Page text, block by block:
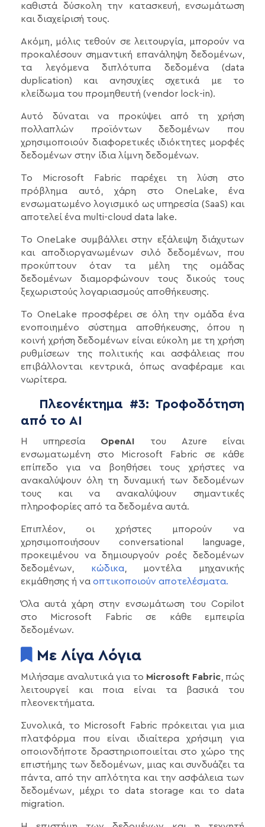
καθιστά δύσκολη την κατασκευή, ενσωμάτωση
και διαχείρισή τους.
Ακόμη, μόλις τεθούν σε λειτουργία, μπορούν να
προκαλέσουν σημαντική επανάληψη δεδομένων,
τα λεγόμενα διπλότυπα δεδομένα (data
duplication) και ανησυχίες σχετικά με το
κλείδωμα του προμηθευτή (vendor lock-in).
Αυτό δύναται να προκύψει από τη χρήση
πολλαπλών προϊόντων δεδομένων που
χρησιμοποιούν διαφορετικές ιδιόκτητες μορφές
δεδομένων στην ίδια λίμνη δεδομένων.
Το Microsoft Fabric παρέχει τη λύση στο
πρόβλημα αυτό, χάρη στο OneLake, ένα
ενσωματωμένο λογισμικό ως υπηρεσία (SaaS) και
αποτελεί ένα multi-cloud data lake.
Το OneLake συμβάλλει στην εξάλειψη διάχυτων
και αποδιοργανωμένων σιλό δεδομένων, που
προκύπτουν όταν τα μέλη της ομάδας
δεδομένων διαμορφώνουν τους δικούς τους
ξεχωριστούς λογαριασμούς αποθήκευσης.
Το OneLake προσφέρει σε όλη την ομάδα ένα
ενοποιημένο σύστημα αποθήκευσης, όπου η
κοινή χρήση δεδομένων είναι εύκολη με τη χρήση
ρυθμίσεων της πολιτικής και ασφάλειας που
επιβάλλονται κεντρικά, όπως αναφέραμε και
νωρίτερα.
Πλεονέκτημα #3: Τροφοδότηση
από το AI
Η υπηρεσία OpenAI του Azure είναι
ενσωματωμένη στο Microsoft Fabric σε κάθε
επίπεδο για να βοηθήσει τους χρήστες να
ανακαλύψουν όλη τη δυναμική των δεδομένων
τους και να ανακαλύψουν σημαντικές
πληροφορίες από τα δεδομένα αυτά.
Επιπλέον, οι χρήστες μπορούν να
χρησιμοποιήσουν conversational language,
προκειμένου να δημιουργούν ροές δεδομένων
δεδομένων, κώδικα, μοντέλα μηχανικής
εκμάθησης ή να οπτικοποιούν αποτελέσματα.
Όλα αυτά χάρη στην ενσωμάτωση του Copilot
στο Microsoft Fabric σε κάθε εμπειρία
δεδομένων.
Με Λίγα Λόγια
Μιλήσαμε αναλυτικά για το Microsoft Fabric , πώς
λειτουργεί και ποια είναι τα βασικά του
πλεονεκτήματα.
Συνολικά, το Microsoft Fabric πρόκειται για μια
πλατφόρμα που είναι ιδιαίτερα χρήσιμη για
οποιονδήποτε δραστηριοποιείται στο χώρο της
επιστήμης των δεδομένων, μιας και συνδυάζει τα
πάντα, από την απλότητα και την ασφάλεια των
δεδομένων, μέχρι το data storage και το data
migration.